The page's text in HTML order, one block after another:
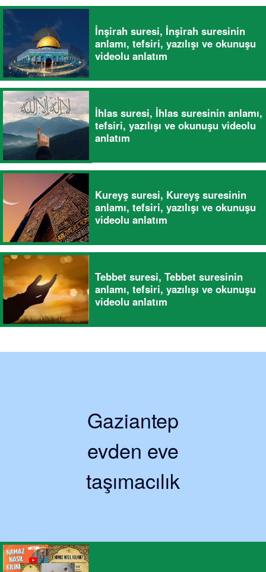
İnşirah suresi, İnşirah suresinin
anlamı, tefsiri, yazılışı ve okunuşu
videolu anlatım
İhlas suresi, İhlas suresinin anlamı,
tefsiri, yazılışı ve okunuşu videolu
anlatım
Kureyş suresi, Kureyş suresinin
anlamı, tefsiri, yazılışı ve okunuşu
videolu anlatım
Tebbet suresi, Tebbet suresinin
anlamı, tefsiri, yazılışı ve okunuşu
videolu anlatım
Gaziantep
evden eve
taşımacılık